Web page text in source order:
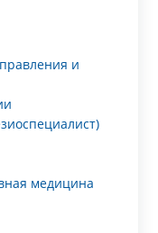
и
медицина